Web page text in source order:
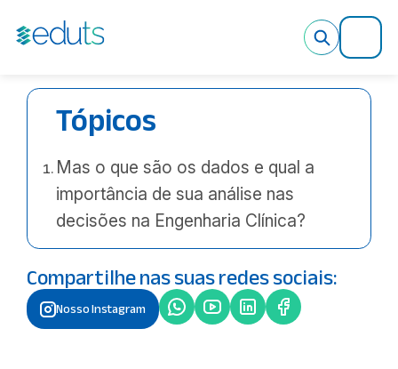
Sem categoria
dados na tomada de decisões
na Engenharia Clínica
Por Mariana Brandão• 4 de julho de 2022
Tópicos
Mas o que são os dados e qual a
importância de sua análise nas
decisões na Engenharia Clínica?
Compartilhe nas suas redes sociais:
Nosso Instagram